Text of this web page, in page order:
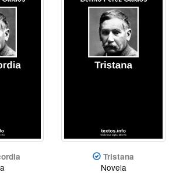
Tristana
Novela